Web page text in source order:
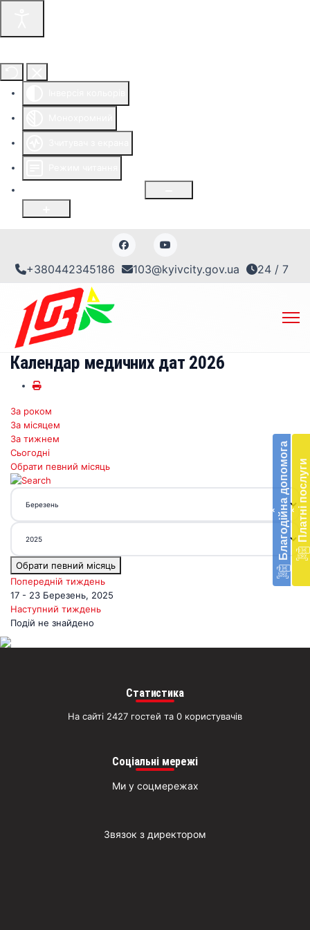
+380442345186 103@kyivcity.gov.ua 24 / 7
‹ Благодійна допомогав
‹ Платні послуги
Календар медичних дат 2026
За роком
За місяцем
За тижнем
Сьогодні
Обрати певний місяць
Обрати певний місяць
Попередній тиждень
17 - 23 Березень, 2025
Наступний тиждень
Подій не знайдено
Статистика
На сайті 2427 гостей та 0 користувачів
Соціальні мережі
Ми у соцмережах
Звязок з директором